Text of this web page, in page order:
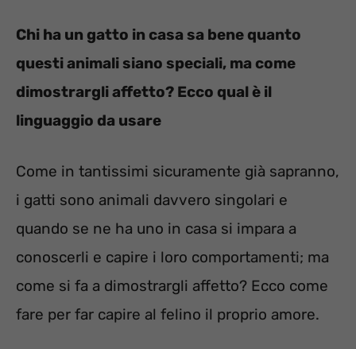
Chi ha un gatto in casa sa bene quanto
questi animali siano speciali, ma come
dimostrargli affetto? Ecco qual è il
linguaggio da usare
Come in tantissimi sicuramente già sapranno,
i gatti sono animali davvero singolari e
quando se ne ha uno in casa si impara a
conoscerli e capire i loro comportamenti; ma
come si fa a dimostrargli affetto? Ecco come
fare per far capire al felino il proprio amore.